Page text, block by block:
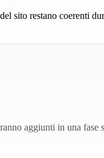
sito restano coerenti
aggiunti in una fase